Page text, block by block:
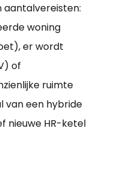
aantalvereisten:
woning
er wordt
of
ruimte
van een hybride
nieuwe HR-ketel